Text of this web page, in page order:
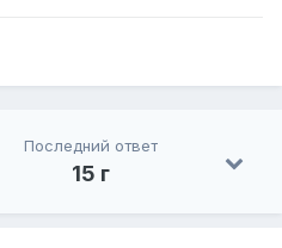
Последний ответ
15 г